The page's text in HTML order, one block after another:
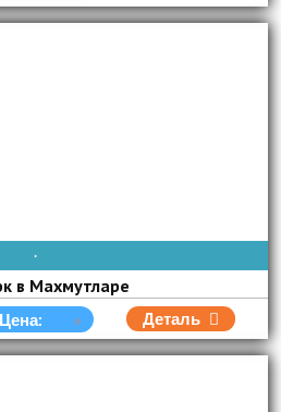
EVERY DAY
в Махмутларе
Цена: Деталь